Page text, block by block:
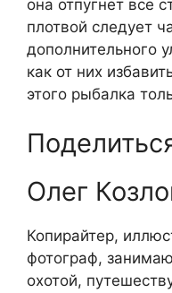
она отпугнет все
плотвой следует
дополнительного
как от них
этого рыбалка
Олег
Копирайтер,
фотограф,
охотой,